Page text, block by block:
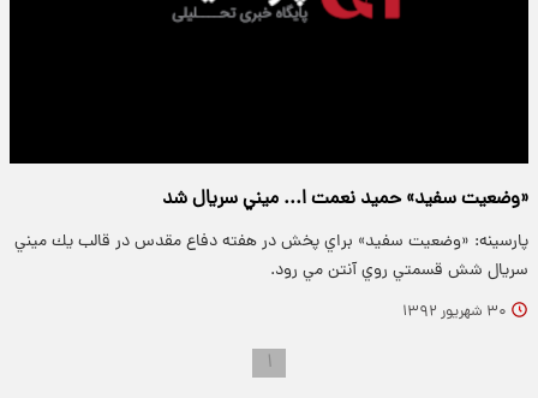
«وضعيت سفيد» حميد نعمت ا... ميني سريال شد
پارسینه: «وضعيت سفيد» براي پخش در هفته دفاع مقدس در قالب يك ميني
سريال شش قسمتي روي آنتن مي رود.
۳۰ شهریور ۱۳۹۲
۱